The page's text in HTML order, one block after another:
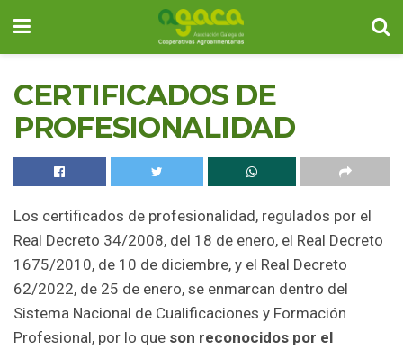
CERTIFICADOS DE
PROFESIONALIDAD
Los certificados de profesionalidad, regulados por el
Real Decreto 34/2008, del 18 de enero, el Real Decreto
1675/2010, de 10 de diciembre, y el Real Decreto
62/2022, de 25 de enero, se enmarcan dentro del
Sistema Nacional de Cualificaciones y Formación
Profesional, por lo que son reconocidos por el